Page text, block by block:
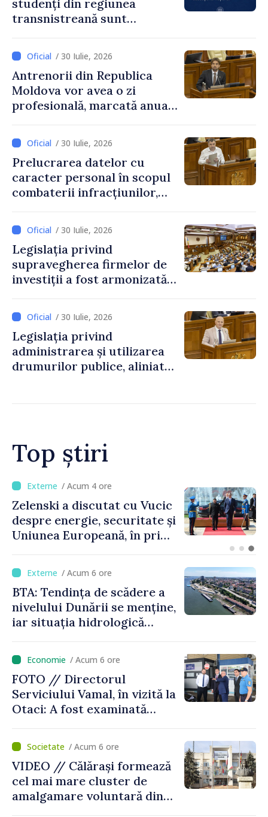
studenți din regiunea
transnistreană sunt
educațional național
/ 30 Iulie, 2026
Antrenorii din Republica
Moldova vor avea o zi
profesională, marcată anual
/ 30 Iulie, 2026
Prelucrarea datelor cu
caracter personal în scopul
combaterii infracțiunilor,
/ 30 Iulie, 2026
Legislația privind
supravegherea firmelor de
investiții a fost armonizată
/ 30 Iulie, 2026
Legislația privind
administrarea și utilizarea
drumurilor publice, aliniată
Top știri
/ Acum 49 minute
Bulgaria: Ambasadoarea
Ucrainei, convocată la
Ministerul de Externe în
/ Acum 6 ore
BTA: Tendința de scădere a
nivelului Dunării se menține,
iar situația hidrologică
/ Acum 6 ore
FOTO // Directorul
Serviciului Vamal, în vizită la
Otaci: A fost examinată
control vamal cu un scanner
performant/ Acum 6 ore
VIDEO // Călărași formează
cel mai mare cluster de
amalgamare voluntară din